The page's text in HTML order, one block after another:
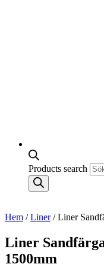
Products search
Hem /Liner/ Liner
Liner
1500mm